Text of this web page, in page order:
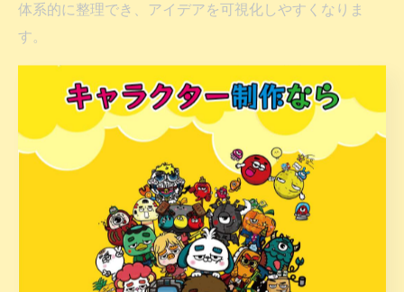
体系的に整理でき、アイデアを可視化しやすくなりま
す。
「口癖」などの項目が用意されていることが多く、これ
らを一つずつ埋めていくことで自然とキャラクター像が
膨らみます。さらに、テンプレートを使って複数のバリ
エーションを作り、比較することで、より自分の理想に
近いキャラデザを見つけやすくなります。
注意点としては、テンプレートに頼りすぎて似たような
キャラばかりにならないよう、時には項目をカスタマイ